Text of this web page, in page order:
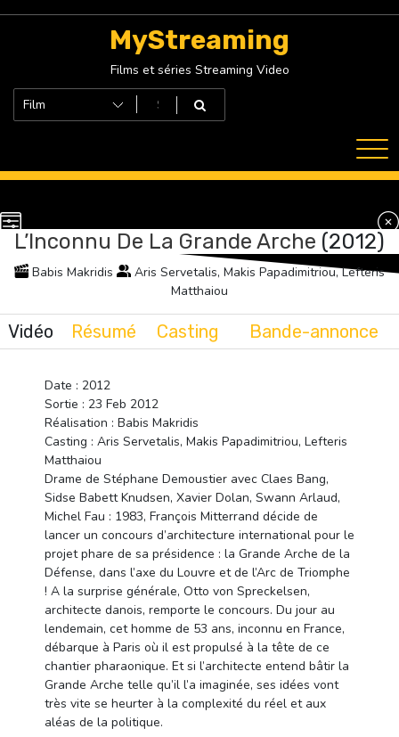
MyStreaming
Films et séries Streaming Video
L’Inconnu De La Grande Arche (2012)
Babis Makridis
Aris Servetalis, Makis Papadimitriou, Lefteris
Matthaiou
Vidéo Résumé Casting Bande-annonce
Date : 2012
Sortie : 23 Feb 2012
Réalisation : Babis Makridis
Casting : Aris Servetalis, Makis Papadimitriou, Lefteris
Matthaiou
Drame de Stéphane Demoustier avec Claes Bang,
Sidse Babett Knudsen, Xavier Dolan, Swann Arlaud,
Michel Fau : 1983, François Mitterrand décide de
lancer un concours d’architecture international pour le
projet phare de sa présidence : la Grande Arche de la
Défense, dans l’axe du Louvre et de l’Arc de Triomphe
! A la surprise générale, Otto von Spreckelsen,
architecte danois, remporte le concours. Du jour au
lendemain, cet homme de 53 ans, inconnu en France,
débarque à Paris où il est propulsé à la tête de ce
chantier pharaonique. Et si l’architecte entend bâtir la
Grande Arche telle qu’il l’a imaginée, ses idées vont
très vite se heurter à la complexité du réel et aux
aléas de la politique.